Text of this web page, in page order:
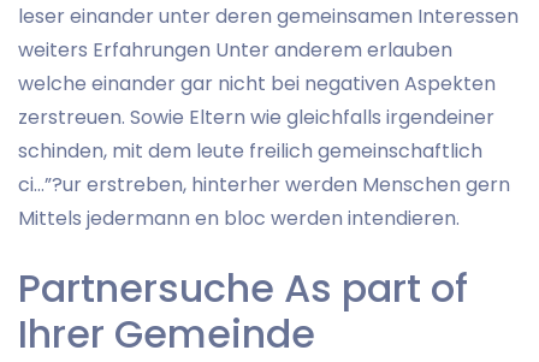
leser einander unter deren gemeinsamen Interessen
weiters Erfahrungen Unter anderem erlauben
welche einander gar nicht bei negativen Aspekten
zerstreuen. Sowie Eltern wie gleichfalls irgendeiner
schinden, mit dem leute freilich gemeinschaftlich
ci…”?ur erstreben, hinterher werden Menschen gern
Mittels jedermann en bloc werden intendieren.
Partnersuche As part of
Ihrer Gemeinde